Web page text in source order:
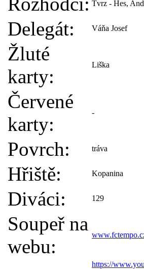
Tvrz - Hes,
Delegát: Váňa Josef
Žluté
karty:
Liška
Červené
karty:
-
Povrch: tráva
Hřiště: Kopanina
Diváci: 129
Soupeř na
webu:
https://